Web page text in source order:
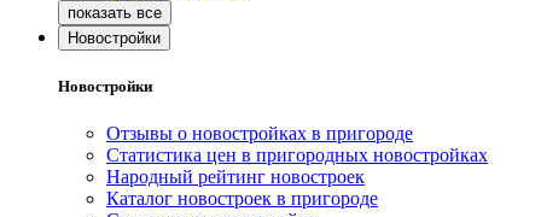
Новостройки
Новостройки
Отзывы о новостройках в пригороде
Статистика цен в пригородных новостройках
Народный рейтинг новостроек
Каталог новостроек в пригороде